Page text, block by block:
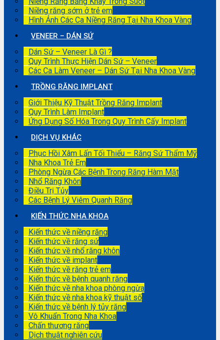
Niềng răng sớm ở trẻ em
Hình Ảnh Các Ca Niềng Răng Tại Nha Khoa Vàng
VENEER – DÁN SỨ
Dán Sứ – Veneer Là Gì ?
Quy Trình Thực Hiện Dán Sứ – Veneer
Các Ca Làm Veneer – Dán Sứ Tại Nha Khoa Vàng
TRỒNG RĂNG IMPLANT
Giới Thiệu Kỹ Thuật Trồng Răng Implant
Quy Trình Làm Implant
Ứng Dụng Số Hóa Trong Quy Trình Cấy Implant
DỊCH VỤ KHÁC
Phục Hồi Xâm Lấn Tối Thiểu – Răng Sứ Thẩm Mỹ
Nha Khoa Trẻ Em
Phòng Ngừa Các Bệnh Trong Răng Hàm Mặt
Nhổ Răng Khôn
Điều Trị Tủy
Các Bệnh Lý Viêm Quanh Răng
KIẾN THỨC NHA KHOA
Kiến thức về niềng răng
Kiến thức về răng sứ
Kiến thức về nhổ răng khôn
Kiến thức về implant
Kiến thức về răng trẻ em
Kiến thức về bệnh quanh răng
Kiến thức về nha khoa phòng ngừa
Kiến thức về nha khoa kỹ thuật số
Kiến thức về bệnh lý tủy răng
Vô Khuẩn Trong Nha Khoa
Chấn thương răng
Dịch thuật nghiên cứu